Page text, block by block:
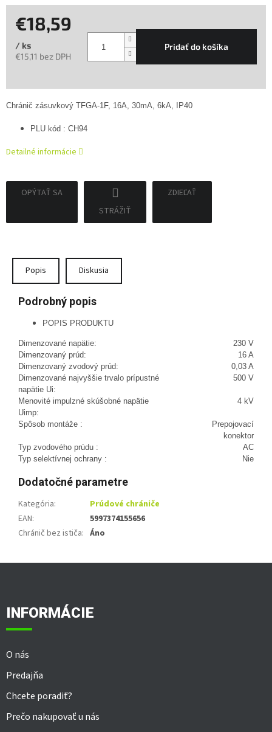
€18,59
/ ks
€15,11 bez DPH
Pridať do košíka
Chránič zásuvkový TFGA-1F, 16A, 30mA, 6kA, IP40
PLU kód : CH94
Detailné informácie
OPÝTAŤ SA
STRÁŽIŤ
ZDIEĽAŤ
Popis Diskusia
Podrobný popis
POPIS PRODUKTU
Dimenzované napätie:
230 V
Dimenzovaný prúd:
16 A
Dimenzovaný zvodový prúd:
0,03 A
Dimenzované najvyššie trvalo prípustné
napätie Ui:
500 V
Menovité impulzné skúšobné napätie
Uimp:
4 kV
Spôsob montáže :
Prepojovací
konektor
Typ zvodového prúdu :
AC
Typ selektívnej ochrany :
Nie
Dodatočné parametre
Kategória:
Prúdové chrániče
EAN:
5997374155656
Chránič bez ističa: Áno
INFORMÁCIE
O nás
Predajňa
Chcete poradiť?
Prečo nakupovať u nás